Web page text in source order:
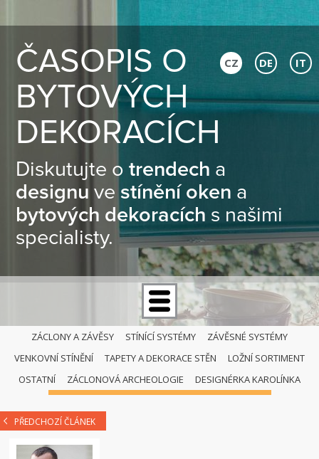
ČASOPIS O
BYTOVÝCH
DEKORACÍCH
Diskutujte otrendech a
designu ve stínění oken a
bytových dekoracích s našimi
specialisty.
CZ DE IT
ZÁCLONY A ZÁVĚSY STÍNÍCÍ SYSTÉMY
ZÁVĚSNÉ SYSTÉMY
VENKOVNÍ STÍNĚNÍ
TAPETY A DEKORACE STĚN
LOŽNÍ SORTIMENT
OSTATNÍ
ZÁCLONOVÁ ARCHEOLOGIE DESIGNÉRKA KAROLÍNKA
DETAIL PROFILU
PŘEDCHOZÍ ČLÁNEK